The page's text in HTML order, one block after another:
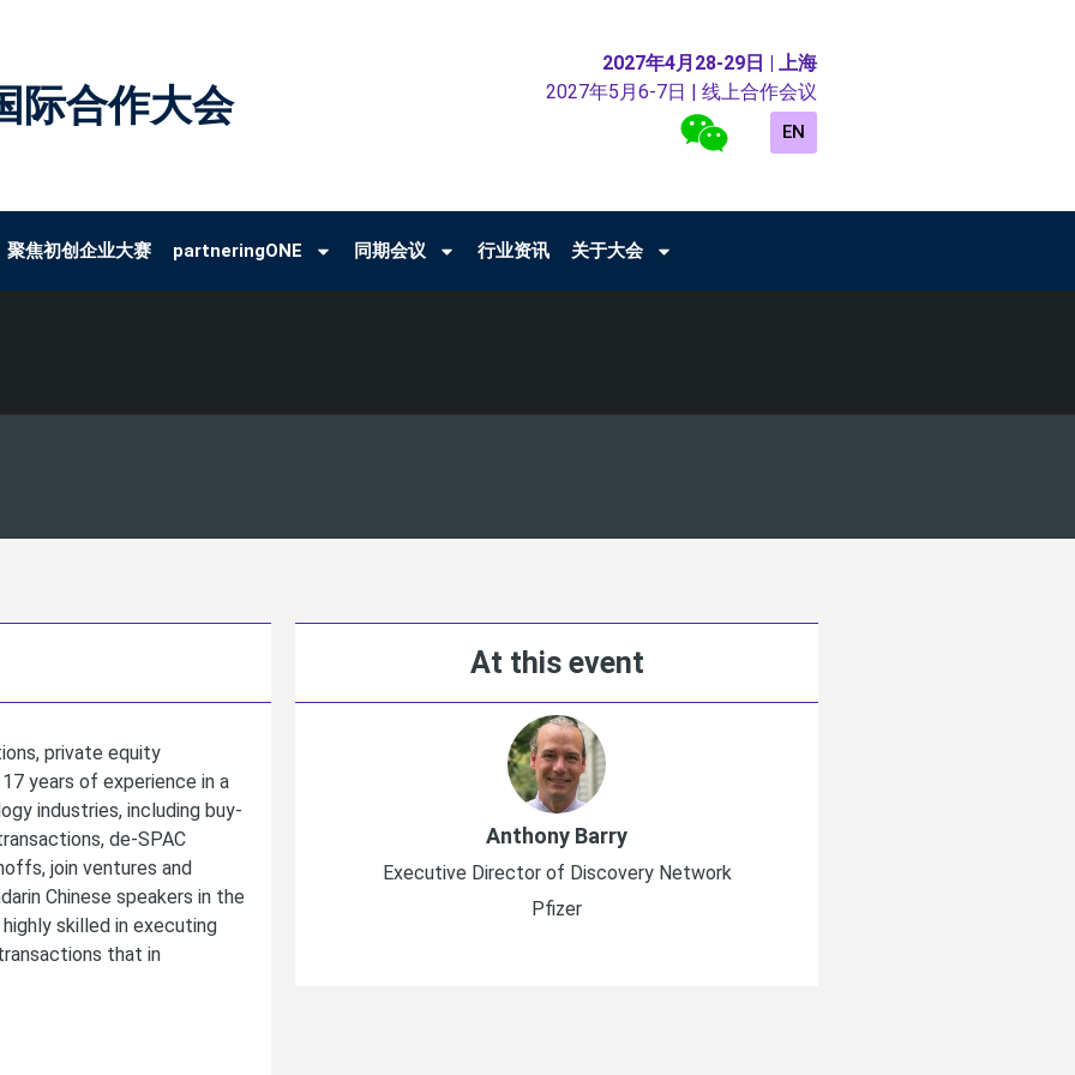
际合作大会
2027年4月28-29日 | 上海
2027年5月6-7日 | 线上合作会议
EN
聚焦初创企业大赛 partneringONE 同期会议 行业资讯 关于大会
private equity
years of experience in a
industries, including buy-
de-SPAC
join ventures and
Chinese speakers in the
skilled in executing
that in
At this event
Anthony Barry
Executive Director of Discovery Network
Pfizer